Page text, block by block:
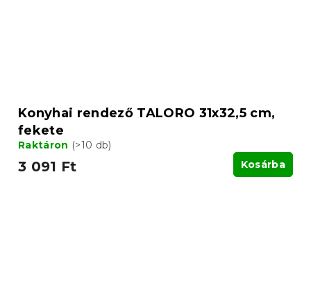
Konyhai rendező TALORO 31x32,5 cm,
fekete
Raktáron (>10 db)
3 091 Ft Kosárba